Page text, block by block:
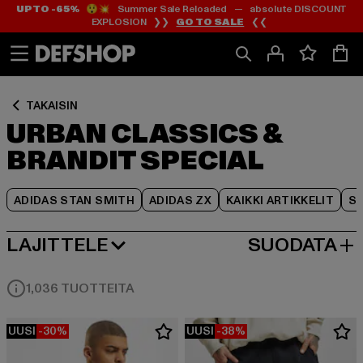
Siirry
Sisältö
Siirry
Footer
UP TO -65%😲💥 Summer Sale Reloaded — absolute DISCOUNT
EXPLOSION ❯❯ GO TO SALE ❮❮
TAKAISIN
URBAN CLASSICS &
BRANDIT SPECIAL
ADIDAS STAN SMITH ADIDAS ZX KAIKKI ARTIKKELIT
Siirry
Tuoteruudukko
LAJITTELE
SUOSITUIMMAT SUODATA
1,036 TUOTTEITA
UUSI -30% UUSI -38%